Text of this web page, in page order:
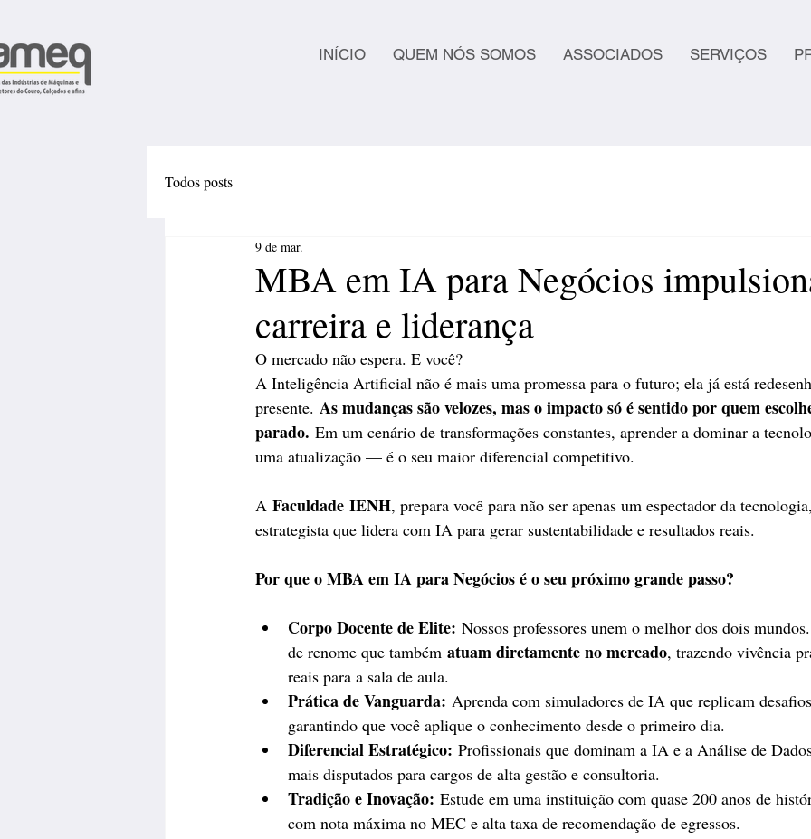
INÍCIO QUEM NÓS SOMOS ASSOCIADOS SERVIÇOS
Todos posts
MBA em IA para Negócios
carreira e liderança
9 de mar.
O mercado não espera. E você?
A Inteligência Artificial não é mais uma promessa para o futuro; ela já está
presente. As mudanças são velozes, mas o impacto só é sentido por quem
parado. Em um cenário de transformações constantes, aprender a dominar a
uma atualização — é o seu maior diferencial competitivo.
A Faculdade IENH, prepara você para não ser apenas um espectador da
estrategista que lidera com IA para gerar sustentabilidade e resultados reais.
Por que o MBA em IA para Negócios é o seu próximo grande passo?
Corpo Docente de Elite: Nossos professores unem o melhor dos dois
de renome que também atuam diretamente no mercado, trazendo vivência
reais para a sala de aula.
Prática de Vanguarda: Aprenda com simuladores de IA que replicam
garantindo que você aplique o conhecimento desde o primeiro dia.
Diferencial Estratégico: Profissionais que dominam a IA e a Análise de
mais disputados para cargos de alta gestão e consultoria.
Tradição e Inovação: Estude em uma instituição com quase 200 anos de
com nota máxima no MEC e alta taxa de recomendação de egressos.